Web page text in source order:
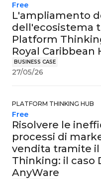
BUSINESS CASE
L'ampliamento
dell'ecosistema
Platform
Royal Caribbean
Free
27/05/26
PLATFORM THINKING HUB
Risolvere le
processi di
vendita tramite
Thinking: il caso
AnyWare
Free